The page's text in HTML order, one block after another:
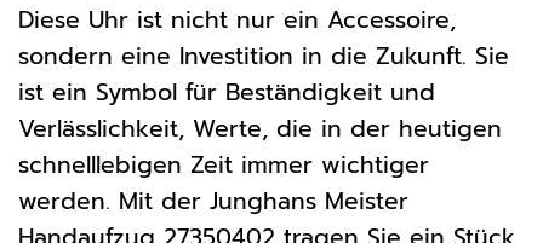
Diese Uhr ist nicht nur ein Accessoire,
sondern eine Investition in die Zukunft. Sie
ist ein Symbol für Beständigkeit und
Verlässlichkeit, Werte, die in der heutigen
schnelllebigen Zeit immer wichtiger
werden. Mit der Junghans Meister